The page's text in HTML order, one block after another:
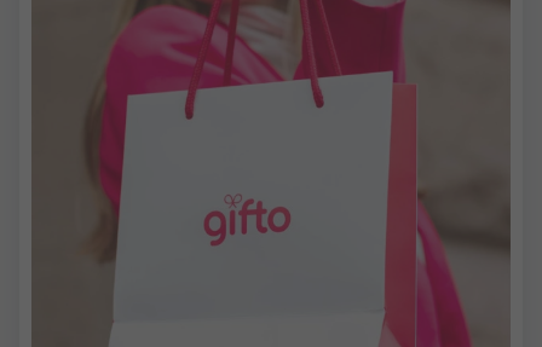
вдъхновение!
Нашата селекция от оригинални идеи за подаръци
Ваучер подарък за разходка със самолет за двама
– подходящо за Св. Валентин, годишнина,
предложение за брак и други романтични поводи
Полет с малък самолет– възможност за
опознаване на различни видове малки самолети
Панорамен полет със самолет
– разходка най
красиви забележителности и природни ценности
Ние ще осигурим всичко необходимо, за да изглежда